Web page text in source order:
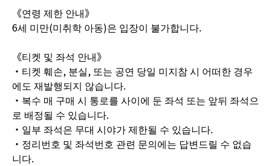
《연령 제한 안내》
6세 미만(미취학 아동)은 입장이 불가합니다.
《티켓 및 좌석 안내》
・티켓 훼손, 분실, 또는 공연 당일 미지참 시 어떠한 경우
에도 재발행되지 않습니다.
・복수 매 구매 시 통로를 사이에 둔 좌석 또는 앞뒤 좌석으
로 배정될 수 있습니다.
・일부 좌석은 무대 시야가 제한될 수 있습니다.
・정리번호 및 좌석번호 관련 문의에는 답변드릴 수 없습
니다.